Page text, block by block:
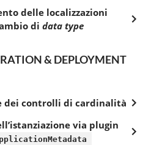
delle localizzazioni
di data type
& DEPLOYMENT
dei controlli di cardinalità
via plugin